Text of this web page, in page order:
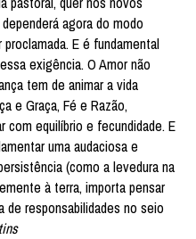
agora do modo
E é fundamental
exigência. O Amor não
tem de animar a vida
e Graça, Fé e Razão,
com equilíbrio e fecundidade. E
uma audaciosa e
(como a levedura na
à terra, importa pensar
de responsabilidades no seio